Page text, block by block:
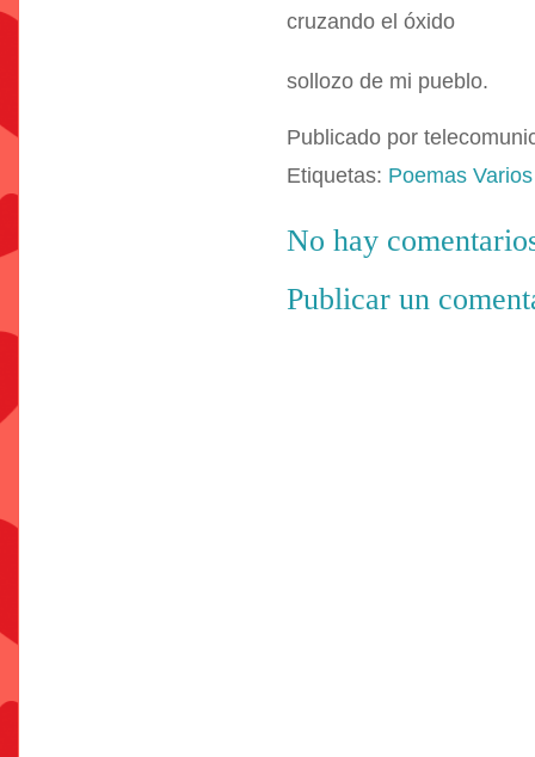
cruzando el óxido
sollozo de mi pueblo.
Publicado por
Etiquetas: Poemas Varios
No hay
Publicar un